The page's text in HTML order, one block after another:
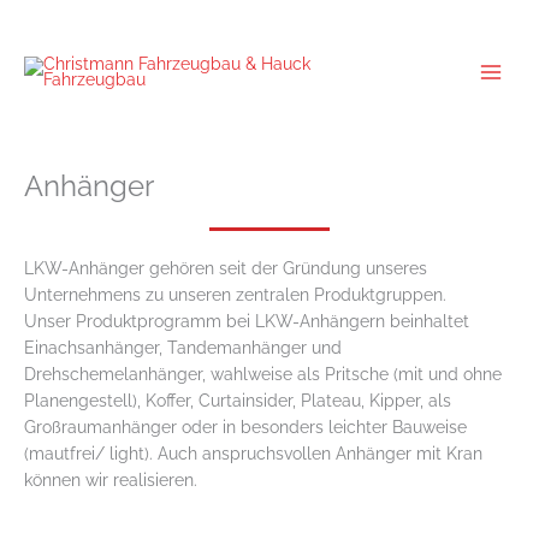
springen
Anhänger
LKW-Anhänger gehören seit der Gründung unseres
Unternehmens zu unseren zentralen Produktgruppen.
Unser Produktprogramm bei LKW-Anhängern beinhaltet
Einachsanhänger, Tandemanhänger und
Drehschemelanhänger, wahlweise als Pritsche (mit und ohne
Planengestell), Koffer, Curtainsider, Plateau, Kipper, als
Großraumanhänger oder in besonders leichter Bauweise
(mautfrei/ light). Auch anspruchsvollen Anhänger mit Kran
können wir realisieren.